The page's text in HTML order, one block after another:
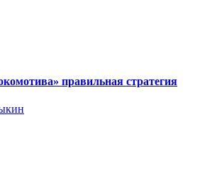
правильная стратегия